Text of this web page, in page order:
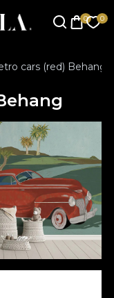
cars (red) Behang